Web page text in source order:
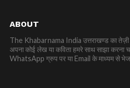
ABOUT
The Khabarnama India उत्तराखण्ड का तेज़ी
अपना कोई लेख या कविता हमरे साथ साझा करना
WhatsApp ग्रुप पर या Email के माध्यम से